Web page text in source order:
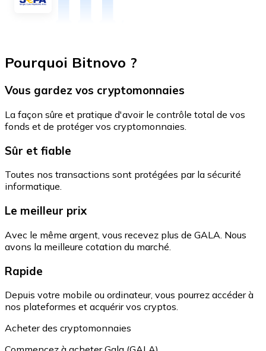
Pourquoi Bitnovo ?
Vous gardez vos cryptomonnaies
La façon sûre et pratique d'avoir le contrôle total de vos
fonds et de protéger vos cryptomonnaies.
Sûr et fiable
Toutes nos transactions sont protégées par la sécurité
informatique.
Le meilleur prix
Avec le même argent, vous recevez plus de GALA. Nous
avons la meilleure cotation du marché.
Rapide
Depuis votre mobile ou ordinateur, vous pourrez accéder à
nos plateformes et acquérir vos cryptos.
Acheter des cryptomonnaies